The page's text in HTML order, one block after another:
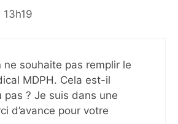
ne souhaite pas remplir le
MDPH. Cela est-il
pas ? Je suis dans une
d’avance pour votre